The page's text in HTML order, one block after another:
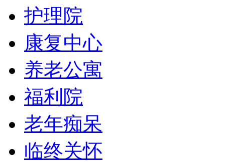
护理院
康复中心
养老公寓
福利院
老年痴呆
临终关怀